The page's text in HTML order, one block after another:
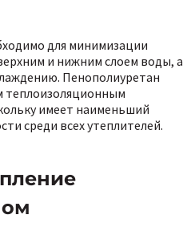
для минимизации
и нижним слоем воды, а
Пенополиуретан
теплоизоляционным
имеет наименьший
среди всех утеплителей.